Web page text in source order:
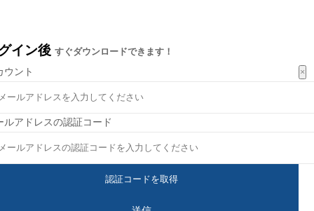
×
イン後すぐダウンロードできます！
ウント
ルアドレスの認証コード